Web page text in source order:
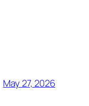
May 27, 2026